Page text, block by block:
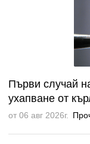
Първи случай
ухапване от
от 06 авг 2026г.